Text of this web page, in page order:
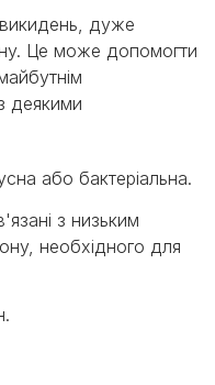
дуже
Це може допомогти
деякими
або бактеріальна.
з низьким
необхідного для